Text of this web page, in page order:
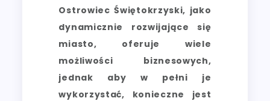
Ostrowiec Świętokrzyski, jako
dynamicznie rozwijające się
miasto, oferuje wiele
możliwości biznesowych,
jednak aby w pełni je
wykorzystać, konieczne jest